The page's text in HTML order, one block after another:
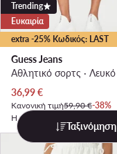
extra -25% Κωδικός: LAST
Trending
Ευκαιρία
Guess Jeans
Αθλητικό σορτς · Λευκό
Τρέχουσα τιμή
36,99€
Κανονική τιμή59,90 €-38%
Η χαμηλότερη τιμή
Ταξινόμηση